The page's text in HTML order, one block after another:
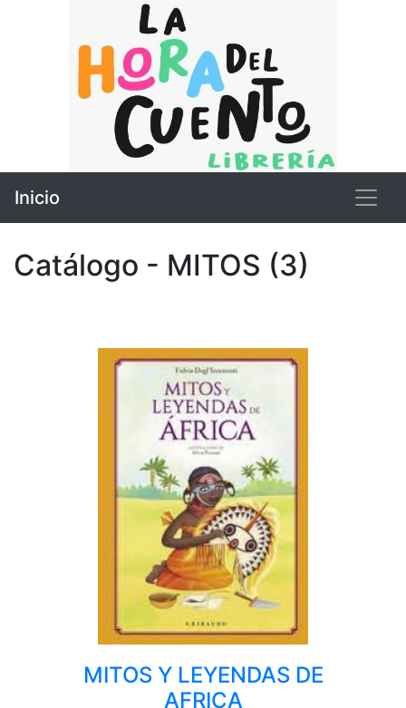
Inicio
Catálogo - MITOS (3)
MITOS Y LEYENDAS DE
AFRICA